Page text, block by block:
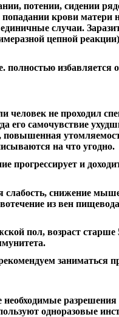
потении, сидении
попадании крови
случаи.
цепной
полностью избавляется
человек не проходил
его самочувствие
повышенная
на что угодно.
прогрессирует и
слабость, снижение
из вен
пол, возраст старше
заниматься
разрешения
одноразовые